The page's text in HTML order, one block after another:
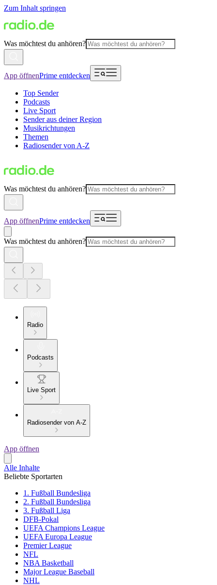
Zum Inhalt springen
Was möchtest du anhören?
App öffnenPrime entdecken
Top Sender
Podcasts
Live Sport
Sender aus deiner Region
Musikrichtungen
Themen
Radiosender von A-Z
Was möchtest du anhören?
App öffnenPrime entdecken
Was möchtest du anhören?
Radio
Podcasts
Live Sport
Radiosender von A-Z
App öffnen
Alle Inhalte
Beliebte Sportarten
1. Fußball Bundesliga
2. Fußball Bundesliga
3. Fußball Liga
DFB-Pokal
UEFA Champions League
UEFA Europa League
Premier League
NFL
NBA Basketball
Major League Baseball
NHL